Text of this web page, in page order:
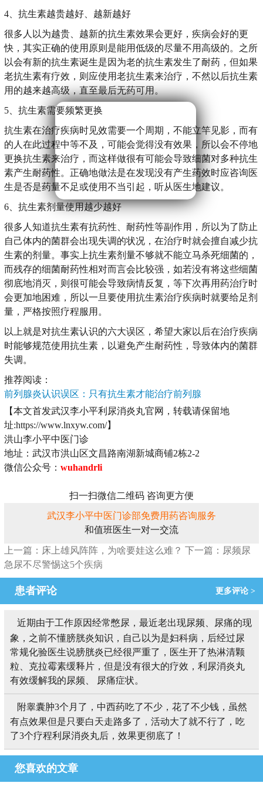
4、抗生素越贵越好、越新越好
很多人以为越贵、越新的抗生素效果会更好，疾病会好的更
快，其实正确的使用原则是能用低级的尽量不用高级的。之所
以会有新的抗生素诞生是因为老的抗生素发生了耐药，但如果
老抗生素有疗效，则应使用老抗生素来治疗，不然以后抗生素
用的越来越高级，直至最后无药可用。
5、抗生素需要频繁更换
抗生素在治疗疾病时见效需要一个周期，不能立竿见影，而有
的人在此过程中等不及，可能会觉得没有效果，所以会不停地
更换抗生素来治疗，而这样做很有可能会导致细菌对多种抗生
素产生耐药性。正确地做法是在发现没有产生药效时应咨询医
生是否是药量不足或使用不当引起，听从医生地建议。
6、抗生素剂量使用越少越好
很多人知道抗生素有抗药性、耐药性等副作用，所以为了防止
自己体内的菌群会出现失调的状况，在治疗时就会擅自减少抗
生素的剂量。事实上抗生素剂量不够就不能立马杀死细菌的，
而残存的细菌耐药性相对而言会比较强，如若没有将这些细菌
彻底地消灭，则很可能会导致病情反复，等下次再用药治疗时
会更加地困难，所以一旦要使用抗生素治疗疾病时就要给足剂
量，严格按照疗程服用。
以上就是对抗生素认识的六大误区，希望大家以后在治疗疾病
时能够规范使用抗生素，以避免产生耐药性，导致体内的菌群
失调。
推荐阅读：
前列腺炎认识误区：只有抗生素才能治疗前列腺
【本文首发武汉李小平利尿消炎丸官网，转载请保留地
址:https://www.lnxyw.com/】
洪山李小平中医门诊
地址：武汉市洪山区文昌路南湖新城商铺2栋2-2
微信公众号： wuhandrli
扫一扫微信二维码 咨询更方便
武汉李小平中医门诊部免费用药咨询服务
和值班医生一对一交流
上一篇：床上雄风阵阵，为啥要娃这么难？ 下一篇：尿频尿
急尿不尽警惕这5个疾病
患者评论 更多评论 >
近期由于工作原因经常憋尿，最近老出现尿频、尿痛的现
象，之前不懂膀胱炎知识，自己以为是妇科病，后经过尿
常规化验医生说膀胱炎已经很严重了，医生开了热淋清颗
粒、克拉霉素缓释片，但是没有很大的疗效，利尿消炎丸
有效缓解我的尿频、 尿痛症状。
附睾囊肿3个月了，中西药吃了不少，花了不少钱，虽然
有点效果但是只要白天走路多了，活动大了就不行了，吃
了3个疗程利尿消炎丸后，效果更彻底了！
您喜欢的文章